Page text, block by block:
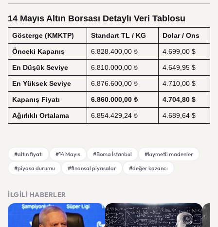
14 Mayıs Altın Borsası Detaylı Veri Tablosu
Gösterge (KMKTP) Standart TL / KG Dolar / Ons
Önceki Kapanış 6.828.400,00 ₺ 4.699,00 $
En Düşük Seviye 6.810.000,00 ₺ 4.649,95 $
En Yüksek Seviye 6.876.600,00 ₺ 4.710,00 $
Kapanış Fiyatı 6.860.000,00 ₺ 4.704,80 $
Ağırlıklı Ortalama 6.854.429,24 ₺ 4.689,64 $
#altın fiyatı #14 Mayıs #Borsa İstanbul
#kıymetli madenler
#piyasa durumu
#finansal piyasalar #değer kazancı
İLGILI HABERLER